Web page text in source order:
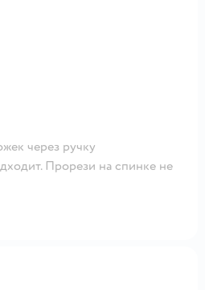
через ручку
Прорези на спинке не